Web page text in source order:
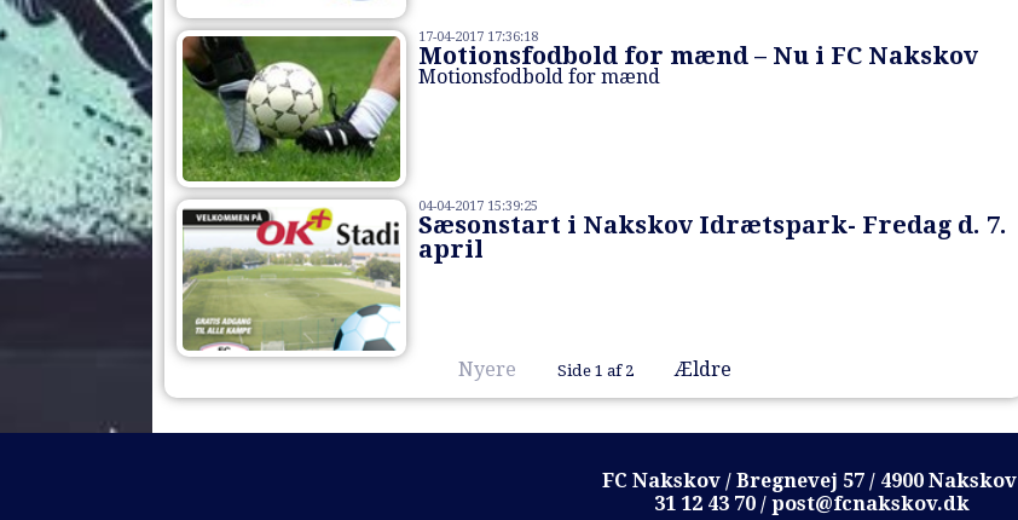
17-04-2017 17:36:18
Motionsfodbold for mænd – Nu i FC Nakskov
Motionsfodbold for mænd
04-04-2017 15:39:25
Sæsonstart i Nakskov Idrætspark- Fredag d. 7.
april
Nyere Side 1 af 2 Ældre
FC Nakskov / Bregnevej 57 / 4900 Nakskov
31 12 43 70 / post@fcnakskov.dk